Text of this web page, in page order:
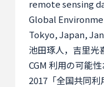
remote sensing
Global
Tokyo, Japan,
池田琢人，吉里光
CGM 利用の可能性
2017 「全国共同